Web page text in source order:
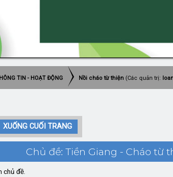
TIN - HOẠT ĐỘNG Nồi cháo từ thiện (Các quản trị:
XUỐNG CUỐI TRANG
Chủ đề: Tiền Giang - Cháo từ
chủ đề.